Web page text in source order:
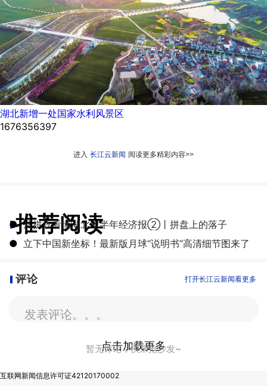
湖北新增一处国家水利风景区
1676356397
进入 长江云新闻 阅读更多精彩内容>>
推荐阅读
● 从拼豆看懂湖北上半年经济报②丨拼盘上的落子
● 立下中国新坐标！最新版月球“说明书”高清细节图来了
评论 打开长江云新闻看更多
发表评论。。。
暂无评论，快来抢沙发~
点击加载更多
互联网新闻信息许可证42120170002